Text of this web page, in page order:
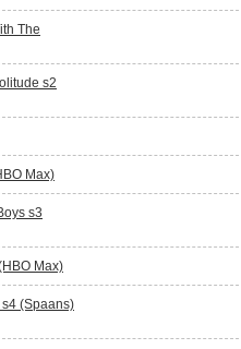
The
s2
Max)
s3
Max)
s4 (Spaans)